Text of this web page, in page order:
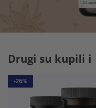
Drugi su kupili i
-26%